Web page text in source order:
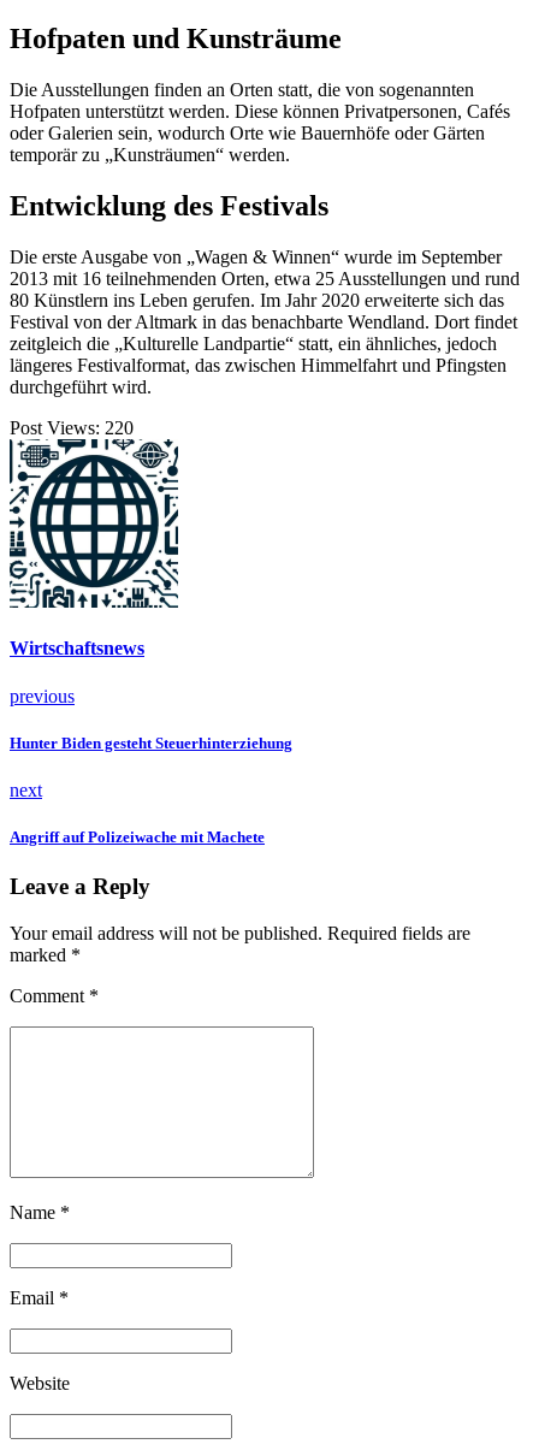
Hofpaten und Kunsträume
Die Ausstellungen finden an Orten statt, die von sogenannten
Hofpaten unterstützt werden. Diese können Privatpersonen, Cafés
oder Galerien sein, wodurch Orte wie Bauernhöfe oder Gärten
temporär zu „Kunsträumen“ werden.
Entwicklung des Festivals
Die erste Ausgabe von „Wagen & Winnen“ wurde im September
2013 mit 16 teilnehmenden Orten, etwa 25 Ausstellungen und rund
80 Künstlern ins Leben gerufen. Im Jahr 2020 erweiterte sich das
Festival von der Altmark in das benachbarte Wendland. Dort findet
zeitgleich die „Kulturelle Landpartie“ statt, ein ähnliches, jedoch
längeres Festivalformat, das zwischen Himmelfahrt und Pfingsten
durchgeführt wird.
Post Views: 220
Wirtschaftsnews
previous
Hunter Biden gesteht Steuerhinterziehung
next
Angriff auf Polizeiwache mit Machete
Leave a Reply
Your email address will not be published. Required fields are
marked *
Comment *
Name *
Email *
Website